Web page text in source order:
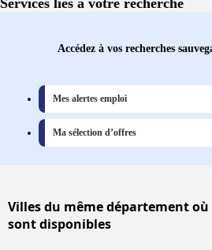
Services liés à votre recherche
Accédez à vos recherches
Mes alertes emploi
Ma sélection d’offres
Villesdu même département
sont disponibles